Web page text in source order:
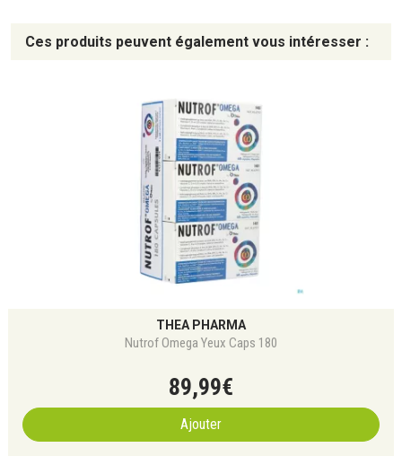
Ces produits peuvent également vous intéresser :
THEA PHARMA
Nutrof Omega Yeux Caps 180
89,99€
Ajouter